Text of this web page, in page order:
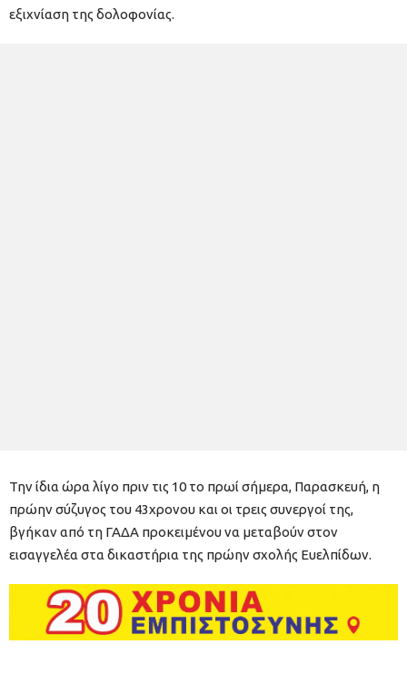
εξιχνίαση της δολοφονίας.
Την ίδια ώρα λίγο πριν τις 10 το πρωί σήμερα, Παρασκευή, η
πρώην σύζυγος του 43χρονου και οι τρεις συνεργοί της,
βγήκαν από τη ΓΑΔΑ προκειμένου να μεταβούν στον
εισαγγελέα στα δικαστήρια της πρώην σχολής Ευελπίδων.